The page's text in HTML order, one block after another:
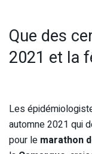
Que des
2021 et la
Les
automne 2021 qui
pour le marathon